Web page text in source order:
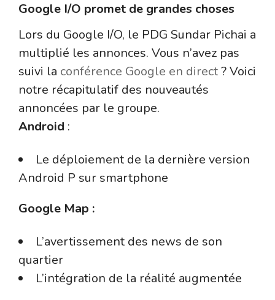
Google I/O promet de grandes choses
Lors du Google I/O, le PDG Sundar Pichai a
multiplié les annonces. Vous n’avez pas
suivi la conférence Google en direct? Voici
notre récapitulatif des nouveautés
annoncées par le groupe.
Android :
Le déploiement de la dernière version
Android P sur smartphone
Google Map :
L’avertissement des news de son
quartier
L’intégration de la réalité augmentée